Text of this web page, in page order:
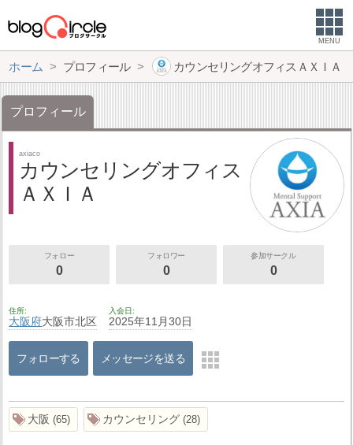
MENU
ホーム プロフィール カウンセリングオフィスＡＸＩＡ
プロフィール
axiaco
カウンセリングオフィス
ＡＸＩＡ
フォロー
0
フォロワー
0
参加サークル
0
住所
大阪府大阪市北区
入会日
2025年11月30日
フォローする メッセージを送る
大阪 65 カウンセリング 28